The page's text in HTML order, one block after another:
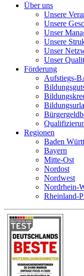
Über uns
Unsere
Unsere
Unser
Unsere
Unser
Unser
Förderung
Aufstiegs-
Regionen
Baden
Bayern
Mitte-Ost
Nordost
Nordwest
Nordrhein-
Rheinland-